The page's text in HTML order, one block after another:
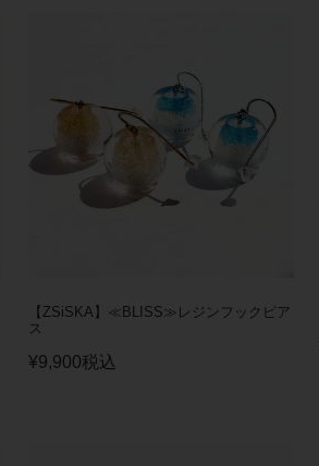
【ZSiSKA】≪BLISS≫レジンフックピア
ス
¥9,900税込